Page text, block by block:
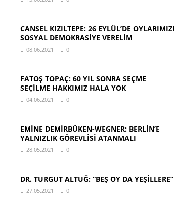
CANSEL KIZILTEPE: 26 EYLÜL’DE OYLARIMIZI
SOSYAL DEMOKRASİYE VERELİM
08.06.2021 0
FATOŞ TOPAÇ: 60 YIL SONRA SEÇME
SEÇİLME HAKKIMIZ HALA YOK
04.06.2021 0
EMİNE DEMİRBÜKEN-WEGNER: BERLİN’E
YALNIZLIK GÖREVLİSİ ATANMALI
28.05.2021 0
DR. TURGUT ALTUĞ: “BEŞ OY DA YEŞİLLERE”
27.05.2021 0